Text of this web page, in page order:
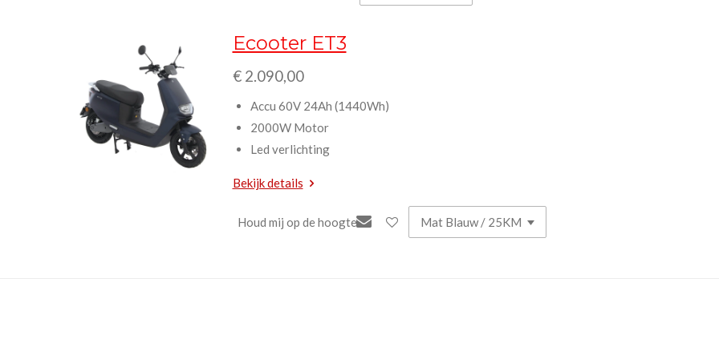
Ecooter ET3
€ 2.090,00
Accu 60V 24Ah (1440Wh)
2000W Motor
Led verlichting
Bekijk details
Houd mij op de hoogte